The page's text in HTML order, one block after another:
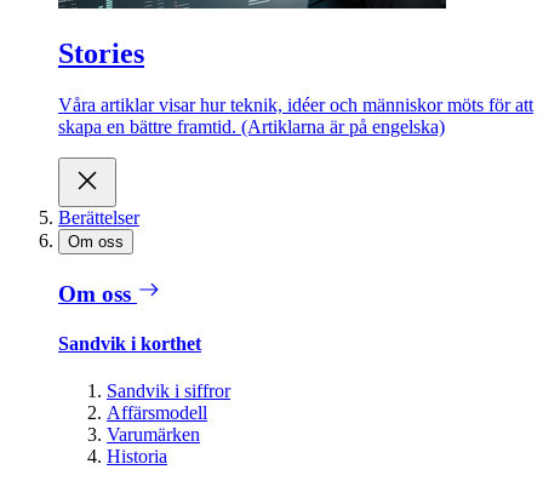
Stories
Våra artiklar visar hur teknik, idéer och människor möts för att
skapa en bättre framtid. (Artiklarna är på engelska)
Berättelser
Om oss
Om oss
Sandvik i korthet
Sandvik i siffror
Affärsmodell
Varumärken
Historia